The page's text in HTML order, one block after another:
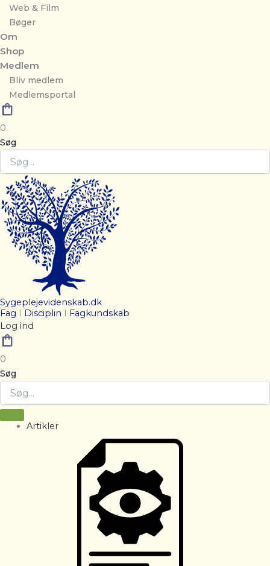
Web & Film
Bøger
Om
Shop
Medlem
Bliv medlem
Medlemsportal
0
Søg
Sygeplejevidenskab.dk
Fag
Disciplin
Fagkundskab
Log ind
0
Søg
Artikler